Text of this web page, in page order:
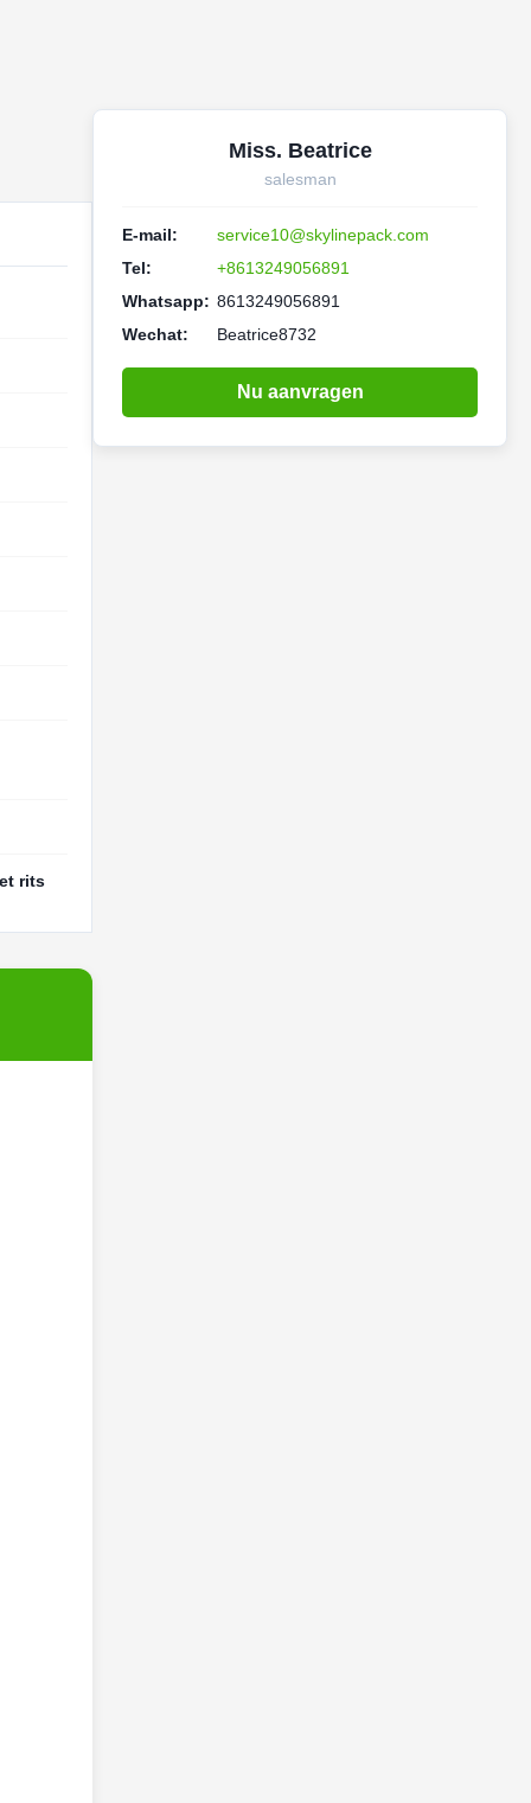
rits
Miss. Beatrice
salesman
E-mail:
service10@skylinepack.com
Tel:
+8613249056891
Whatsapp: 8613249056891
Wechat:
Beatrice8732
Nu aanvragen